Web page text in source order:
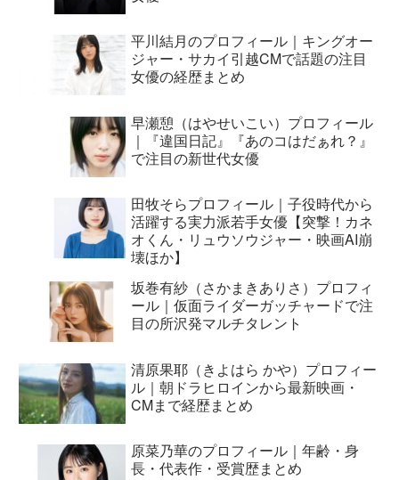
平川結月のプロフィール｜キングオー
ジャー・サカイ引越CMで話題の注目
女優の経歴まとめ
早瀬憩（はやせいこい）プロフィール
｜『違国日記』『あのコはだぁれ？』
で注目の新世代女優
田牧そらプロフィール｜子役時代から
活躍する実力派若手女優【突撃！カネ
オくん・リュウソウジャー・映画AI崩
壊ほか】
坂巻有紗（さかまきありさ）プロフィ
ール｜仮面ライダーガッチャードで注
目の所沢発マルチタレント
清原果耶（きよはら かや）プロフィー
ル｜朝ドラヒロインから最新映画・
CMまで経歴まとめ
原菜乃華のプロフィール｜年齢・身
長・代表作・受賞歴まとめ